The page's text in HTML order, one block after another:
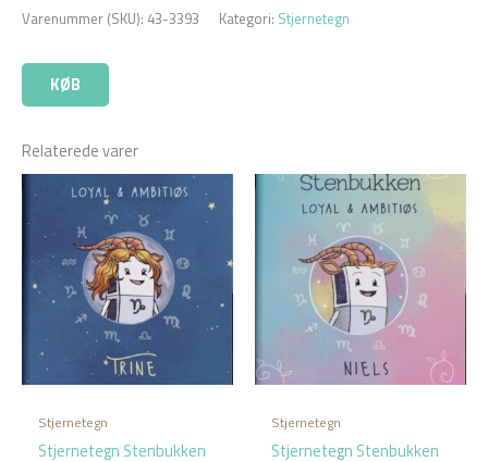
Varenummer (SKU): 43-3393 Kategori: Stjernetegn
KØB
Relaterede varer
Stjernetegn
Stjernetegn Stenbukken
Stjernetegn
Stjernetegn Stenbukken